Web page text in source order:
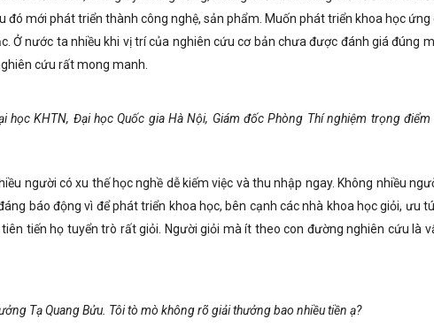
mới phát triển thành công nghệ, sản phẩm. Muốn phát triển khoa học ứng
Ở nước ta nhiều khi vị trí của nghiên cứu cơ bản chưa được đánh giá đúng
cứu rất mong manh.
học KHTN, Đại học Quốc gia Hà Nội, Giám đốc Phòng Thí nghiệm trọng
người có xu thế học nghề dễ kiếm việc và thu nhập ngay. Không nhiều
báo động vì để phát triển khoa học, bên cạnh các nhà khoa học giỏi, ưu
tiến họ tuyển trò rất giỏi. Người giỏi mà ít theo con đường nghiên cứu là
Tạ Quang Bửu. Tôi tò mò không rõ giải thưởng bao nhiều tiền ạ?